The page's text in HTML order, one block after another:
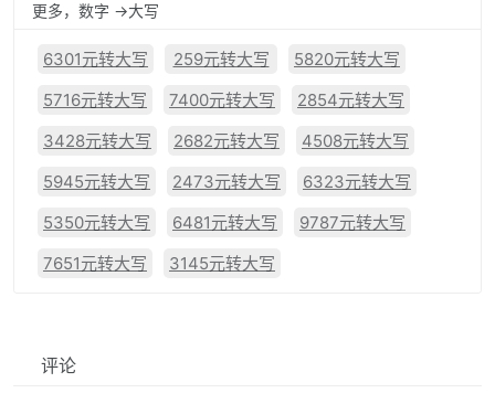
更多，数字 ->大写
6301元转大写 259元转大写
5820元转大写
5716元转大写
7400元转大写
2854元转大写
3428元转大写
2682元转大写
4508元转大写
5945元转大写
2473元转大写
6323元转大写
5350元转大写
6481元转大写
9787元转大写
7651元转大写
3145元转大写
评论